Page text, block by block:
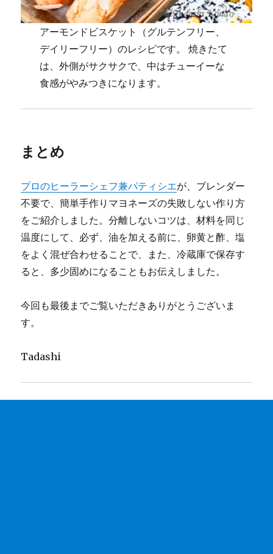
アーモンドビスケット（グルテンフリー、
デイリーフリー）のレシピです。 焼きたて
は、外側がサクサクで、中はチューイーな
食感がやみつきになります。
まとめ
プロのヒーラーシェフ兼パティシエが、ブレンダー
不要で、簡単手作りマヨネーズの失敗しない作り方
をご紹介しました。分離しないコツは、材料を同じ
温度にして、必ず、油を加える前に、卵黄と酢、塩
をよく混ぜ合わせることで、また、冷蔵庫で保存す
ると、多少固めになることもお伝えしました。
今回も最後までご覧いただきありがとうございま
す。
Tadashi